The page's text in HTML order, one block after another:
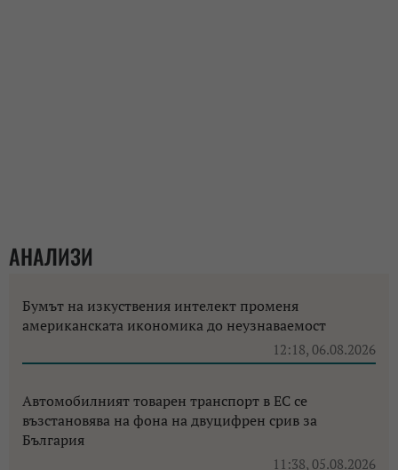
АНАЛИЗИ
Бумът на изкуствения интелект променя
американската икономика до неузнаваемост
12:18, 06.08.2026
Автомобилният товарен транспорт в ЕС се
възстановява на фона на двуцифрен срив за
България
11:38, 05.08.2026